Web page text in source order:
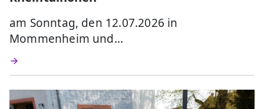
am Sonntag, den 12.07.2026 in
Mommenheim und…